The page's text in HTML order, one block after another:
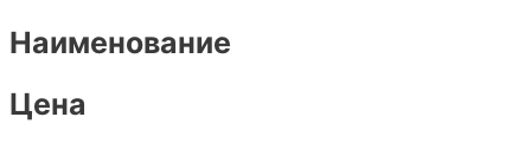
Наименование
Цена